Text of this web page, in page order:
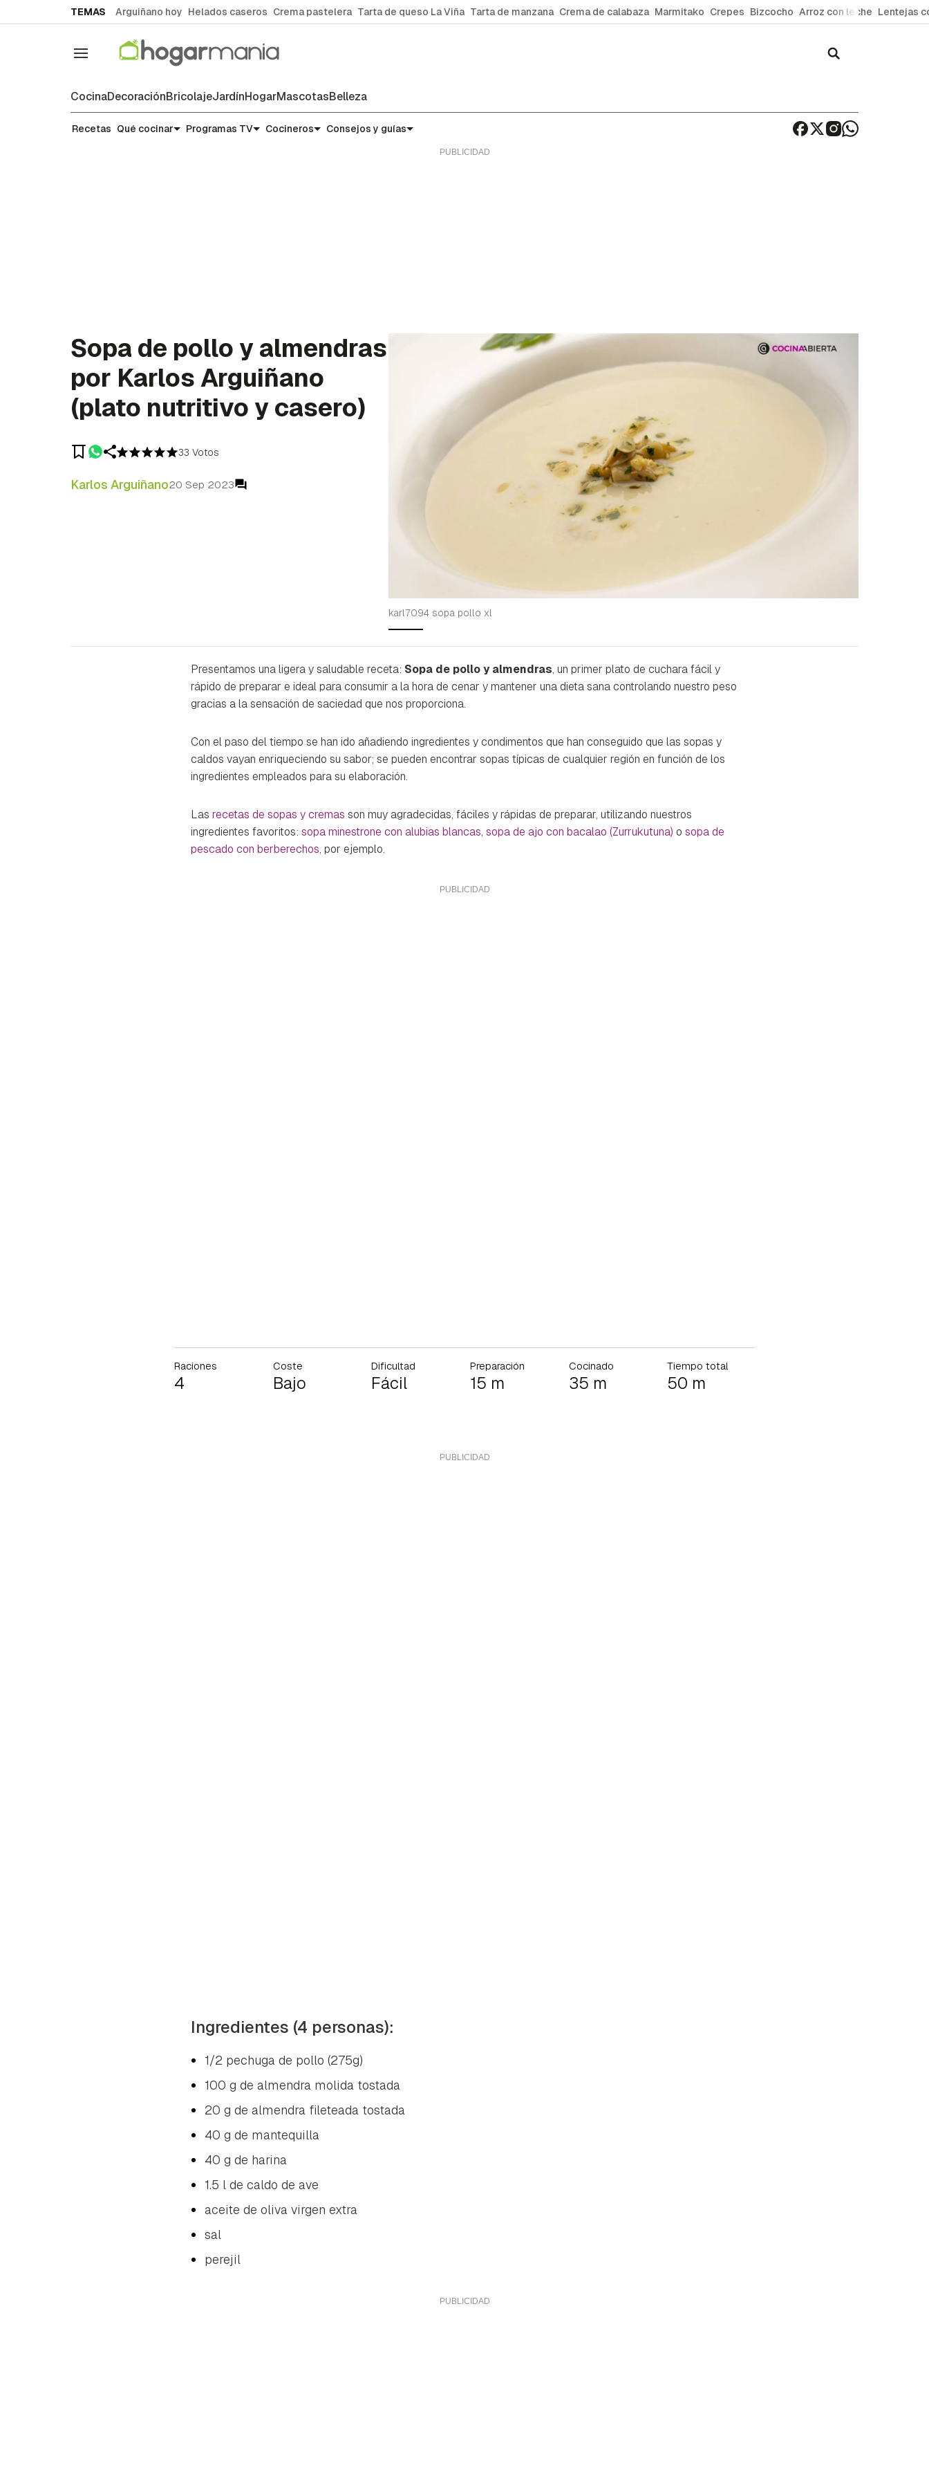
TEMAS Arguiñano hoy Helados caseros Crema pastelera Tarta de queso La Viña Tarta de manzana Crema de calabaza Marmitako Crepes Bizcocho Arroz con leche Lentejas
Navegación
CocinaDecoraciónBricolajeJardínHogarMascotasBelleza
Recetas
Recetas Qué cocinar Programas TV Cocineros Consejos y guías
Sopa de pollo y almendras
por Karlos Arguiñano
(plato nutritivo y casero)
33 Votos
Karlos Arguiñano20 Sep 2023
karl7094 sopa pollo xl
Presentamos una ligera y saludable receta: Sopa de pollo y almendras, un primer plato de cuchara fácil y
rápido de preparar e ideal para consumir a la hora de cenar y mantener una dieta sana controlando nuestro peso
gracias a la sensación de saciedad que nos proporciona.
Con el paso del tiempo se han ido añadiendo ingredientes y condimentos que han conseguido que las sopas y
caldos vayan enriqueciendo su sabor; se pueden encontrar sopas típicas de cualquier región en función de los
ingredientes empleados para su elaboración.
Las recetas de sopas y cremas son muy agradecidas, fáciles y rápidas de preparar, utilizando nuestros
ingredientes favoritos: sopa minestrone con alubias blancas, sopa de ajo con bacalao (Zurrukutuna) o sopa de
pescado con berberechos, por ejemplo.
Raciones
4
Coste
Bajo
Dificultad
Fácil
Preparación
15 m
Cocinado
35 m
Tiempo total
50 m
Ingredientes (4 personas):
1/2 pechuga de pollo (275g)
100 g de almendra molida tostada
20 g de almendra fileteada tostada
40 g de mantequilla
40 g de harina
1.5 l de caldo de ave
aceite de oliva virgen extra
sal
perejil